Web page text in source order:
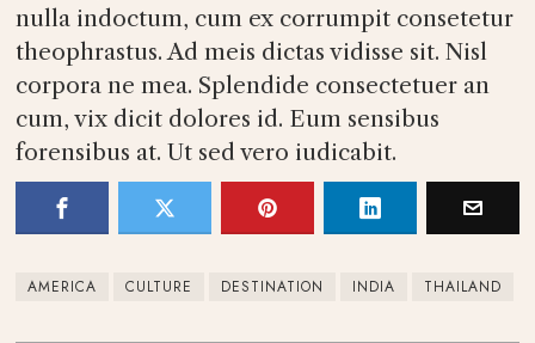
nulla indoctum, cum ex corrumpit consetetur
theophrastus. Ad meis dictas vidisse sit. Nisl
corpora ne mea. Splendide consectetuer an
cum, vix dicit dolores id. Eum sensibus
forensibus at. Ut sed vero iudicabit.
AMERICA CULTURE DESTINATION INDIA THAILAND